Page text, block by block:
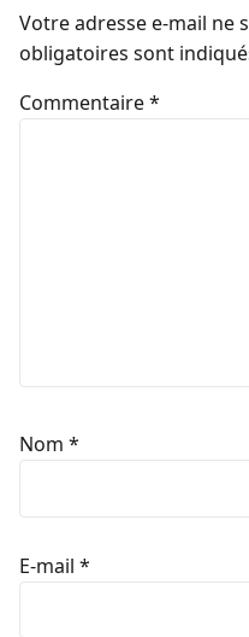
Votre adresse e-mail ne
obligatoires sont
Commentaire*
Nom *
E-mail *